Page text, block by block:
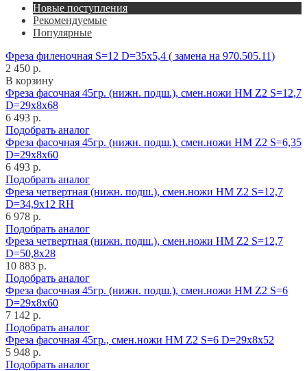
Новые поступления
Рекомендуемые
Популярные
Фреза филеночная S=12 D=35x5,4 ( замена на 970.505.11)
2 450 р.
В корзину
Фреза фасочная 45гр. (нижн. подш.), смен.ножи HM Z2 S=12,7
D=29x8x68
6 493 р.
Подобрать аналог
Фреза фасочная 45гр. (нижн. подш.), смен.ножи HM Z2 S=6,35
D=29x8x60
6 493 р.
Подобрать аналог
Фреза четвертная (нижн. подш.), смен.ножи HM Z2 S=12,7
D=34,9x12 RH
6 978 р.
Подобрать аналог
Фреза четвертная (нижн. подш.), смен.ножи HM Z2 S=12,7
D=50,8x28
10 883 р.
Подобрать аналог
Фреза фасочная 45гр. (нижн. подш.), смен.ножи HM Z2 S=6
D=29x8x60
7 142 р.
Подобрать аналог
Фреза фасочная 45гр., смен.ножи HM Z2 S=6 D=29x8x52
5 948 р.
Подобрать аналог